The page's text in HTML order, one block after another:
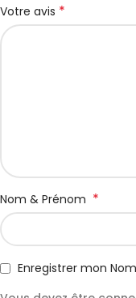
Votre avis *
Nom & Prénom *
Enregistrer mon